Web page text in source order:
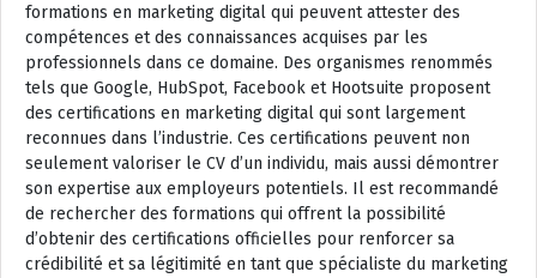
formations en marketing digital qui peuvent attester des
compétences et des connaissances acquises par les
professionnels dans ce domaine. Des organismes renommés
tels que Google, HubSpot, Facebook et Hootsuite proposent
des certifications en marketing digital qui sont largement
reconnues dans l’industrie. Ces certifications peuvent non
seulement valoriser le CV d’un individu, mais aussi démontrer
son expertise aux employeurs potentiels. Il est recommandé
de rechercher des formations qui offrent la possibilité
d’obtenir des certifications officielles pour renforcer sa
crédibilité et sa légitimité en tant que spécialiste du marketing